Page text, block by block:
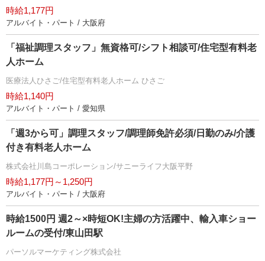
時給1,177円
アルバイト・パート / 大阪府
「福祉調理スタッフ」無資格可/シフト相談可/住宅型有料老
人ホーム
医療法人ひさご/住宅型有料老人ホーム ひさご
時給1,140円
アルバイト・パート / 愛知県
「週3から可」調理スタッフ/調理師免許必須/日勤のみ/介護
付き有料老人ホーム
株式会社川島コーポレーション/サニーライフ大阪平野
時給1,177円～1,250円
アルバイト・パート / 大阪府
時給1500円 週2～×時短OK!主婦の方活躍中、輸入車ショー
ルームの受付/東山田駅
パーソルマーケティング株式会社